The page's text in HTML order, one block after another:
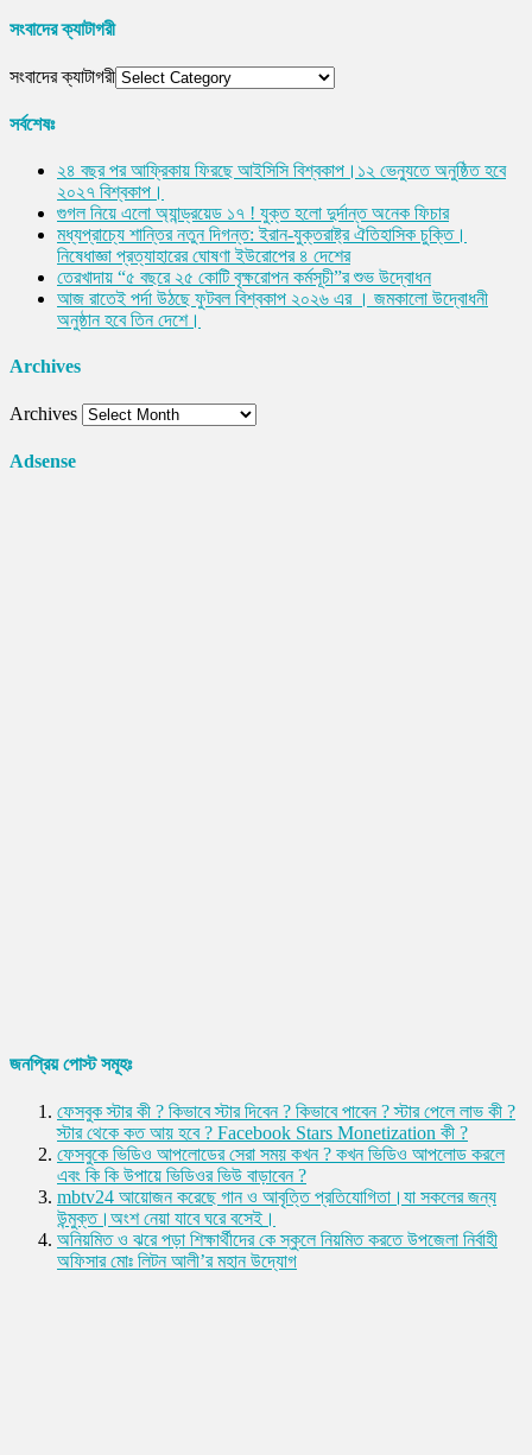
সংবাদের ক্যাটাগরী
সংবাদের ক্যাটাগরী
সর্বশেষঃ
২৪ বছর পর আফ্রিকায় ফিরছে আইসিসি বিশ্বকাপ।১২ ভেন্যুতে অনুষ্ঠিত হবে
২০২৭ বিশ্বকাপ।
গুগল নিয়ে এলো অ্যান্ড্রয়েড ১৭ ! যুক্ত হলো দুর্দান্ত অনেক ফিচার
মধ্যপ্রাচ্যে শান্তির নতুন দিগন্ত: ইরান-যুক্তরাষ্ট্র ঐতিহাসিক চুক্তি।
নিষেধাজ্ঞা প্রত্যাহারের ঘোষণা ইউরোপের ৪ দেশের
তেরখাদায় “৫ বছরে ২৫ কোটি বৃক্ষরোপন কর্মসূচী”র শুভ উদ্বোধন
আজ রাতেই পর্দা উঠছে ফুটবল বিশ্বকাপ ২০২৬ এর । জমকালো উদ্বোধনী
অনুষ্ঠান হবে তিন দেশে।
Archives
Archives
Adsense
জনপ্রিয় পোস্ট সমূহঃ
ফেসবুক স্টার কী ? কিভাবে স্টার দিবেন ? কিভাবে পাবেন ? স্টার পেলে লাভ কী ?
স্টার থেকে কত আয় হবে ? Facebook Stars Monetization কী ?
ফেসবুকে ভিডিও আপলোডের সেরা সময় কখন ? কখন ভিডিও আপলোড করলে
এবং কি কি উপায়ে ভিডিওর ভিউ বাড়াবেন ?
mbtv24 আয়োজন করেছে গান ও আবৃত্তি প্রতিযোগিতা।যা সকলের জন্য
উন্মুক্ত।অংশ নেয়া যাবে ঘরে বসেই।
অনিয়মিত ও ঝরে পড়া শিক্ষার্থীদের কে স্কুলে নিয়মিত করতে উপজেলা নির্বাহী
অফিসার মোঃ লিটন আলী’র মহান উদ্যোগ